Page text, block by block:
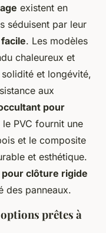
existent en
séduisent par leur
. Les modèles
chaleureux et
et longévité,
aux
pour
le PVC fournit une
et le composite
et esthétique.
clôture rigide
des panneaux.
prêtes à